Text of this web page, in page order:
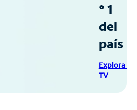
° 1
del
país
Explora
TV